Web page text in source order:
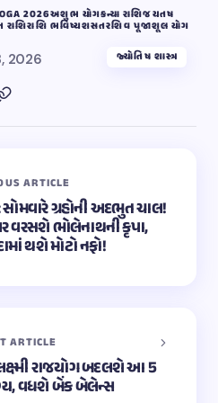
2026અશુભ યોગકન્યા રાશિજયતષ
રાશિરાશિ ભવિષ્યશસતરશિવ પૂજાશૂલ યોગ
2026 જ્યોતિષ શાસ્ત્ર
ARTICLE
ગ્રહોની અદભુત ચાલ!
વરસશે ભોલેનાથની કૃપા,
થશે મોટો નફો!
ARTICLE
રાજયોગ બદલશે આ 5
વધશે બેંક બેલેન્સ